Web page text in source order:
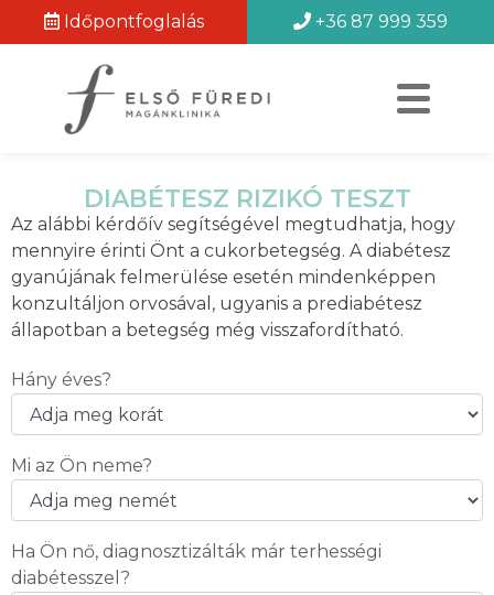
Időpontfoglalás +36 87 999 359
DIABÉTESZ RIZIKÓ TESZT
Az alábbi kérdőív segítségével megtudhatja, hogy
mennyire érinti Önt a cukorbetegség. A diabétesz
gyanújának felmerülése esetén mindenképpen
konzultáljon orvosával, ugyanis a prediabétesz
állapotban a betegség még visszafordítható.
Hány éves?
Mi az Ön neme?
Ha Ön nő, diagnosztizálták már terhességi
diabétesszel?